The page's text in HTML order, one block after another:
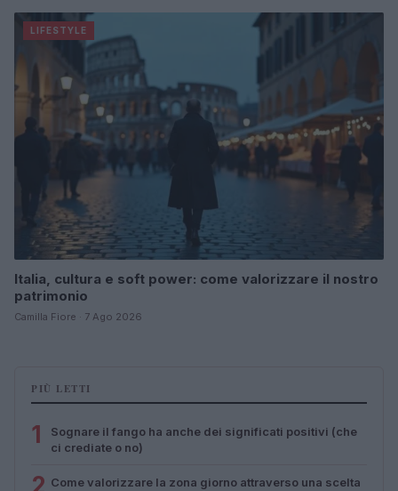
LIFESTYLE
Italia, cultura e soft power: come valorizzare il nostro
patrimonio
Camilla Fiore · 7 Ago 2026
PIÙ LETTI
1
Sognare il fango ha anche dei significati positivi (che
ci crediate o no)
2 Come valorizzare la zona giorno attraverso una scelta